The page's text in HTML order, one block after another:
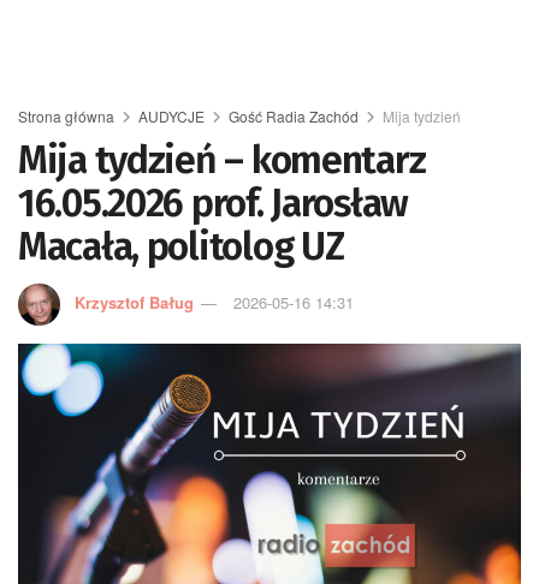
Strona główna AUDYCJE Gość Radia Zachód Mija tydzień
Mija tydzień – komentarz
16.05.2026 prof. Jarosław
Macała, politolog UZ
Krzysztof Baług 2026-05-16 14:31